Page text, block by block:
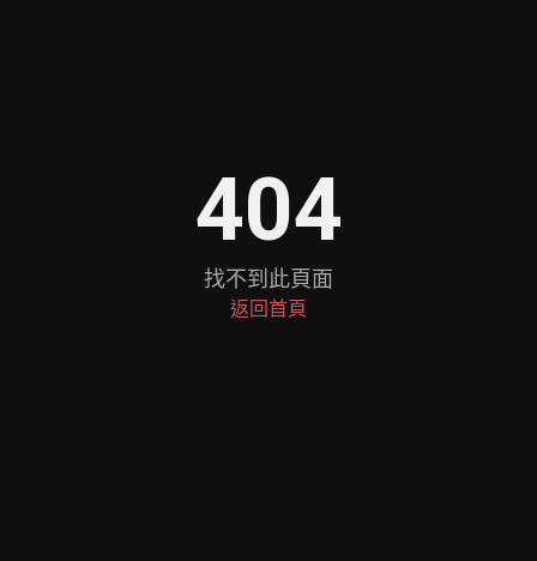
404
找不到此頁面
返回首頁